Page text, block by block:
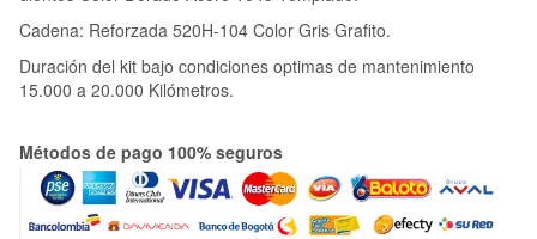
Cadena: Reforzada 520H-104 Color Gris Grafito.
Duración del kit bajo condiciones optimas de mantenimiento
15.000 a 20.000 Kilómetros.
Métodos de pago 100% seguros